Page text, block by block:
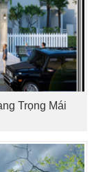
Trọng Mái